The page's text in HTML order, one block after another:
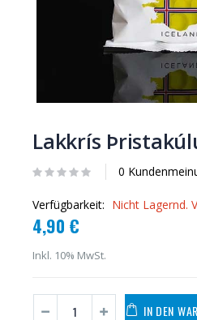
Lakkrís
0
Verfügbarkeit: Nicht Lagernd.
4,90 €
Inkl. 10% MwSt.
IN DEN